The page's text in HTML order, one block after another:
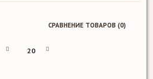
СРАВНЕНИЕ ТОВАРОВ (0)